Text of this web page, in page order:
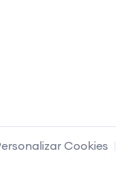
Cookies